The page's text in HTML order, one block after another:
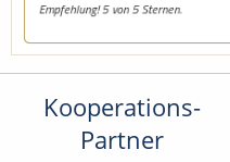
Kooperations-
Partner